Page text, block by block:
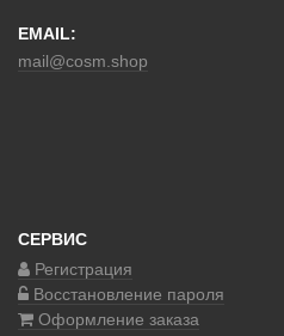
EMAIL:
mail@cosm.shop
СЕРВИС
Регистрация
Восстановление пароля
Оформление заказа